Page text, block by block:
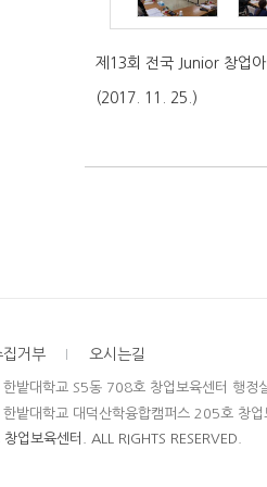
제13회 전국 Junior 창업아
(2017. 11. 25.)
집거부 오시는길
밭대학교 S5동 708호 창업보육센터 행정
밭대학교 대덕산학융합캠퍼스 205호 창업
업보육센터. ALL RIGHTS RESERVED.